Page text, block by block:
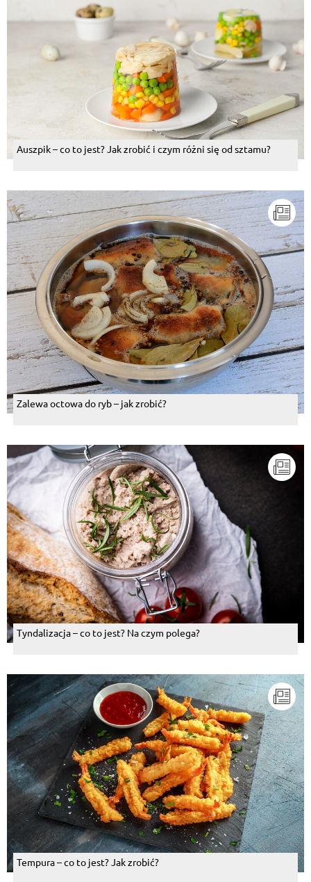
Auszpik – co to jest? Jak zrobić i czym różni się od sztamu?
Zalewa octowa do ryb – jak zrobić?
Tyndalizacja – co to jest? Na czym polega?
Tempura – co to jest? Jak zrobić?